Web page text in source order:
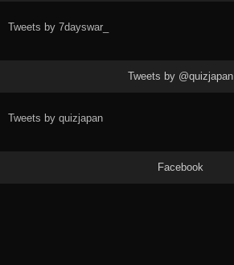
Tweets by 7dayswar_
Tweets by @quizjapan
Tweets by quizjapan
Facebook